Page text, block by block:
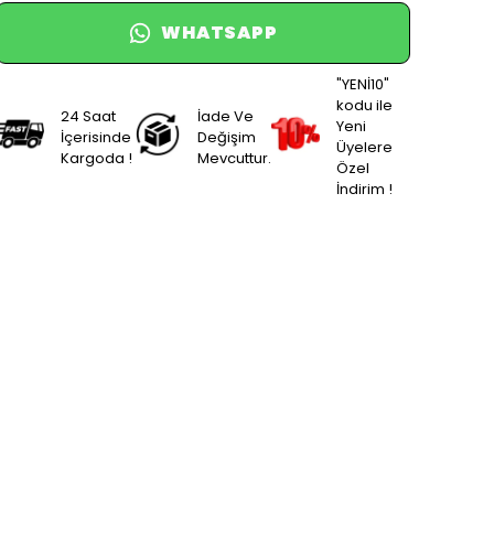
WHATSAPP
24 Saat
İçerisinde
Kargoda !
İade Ve
Değişim
Mevcuttur.
"YENİ10"
kodu ile
Yeni
Üyelere
Özel
İndirim !